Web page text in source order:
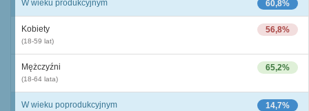
60,8%
W wieku produkcyjnym
56,8%
Kobiety
(18-59 lat)
65,2%
Mężczyźni
(18-64 lata)
14,7%
W wieku poprodukcyjnym